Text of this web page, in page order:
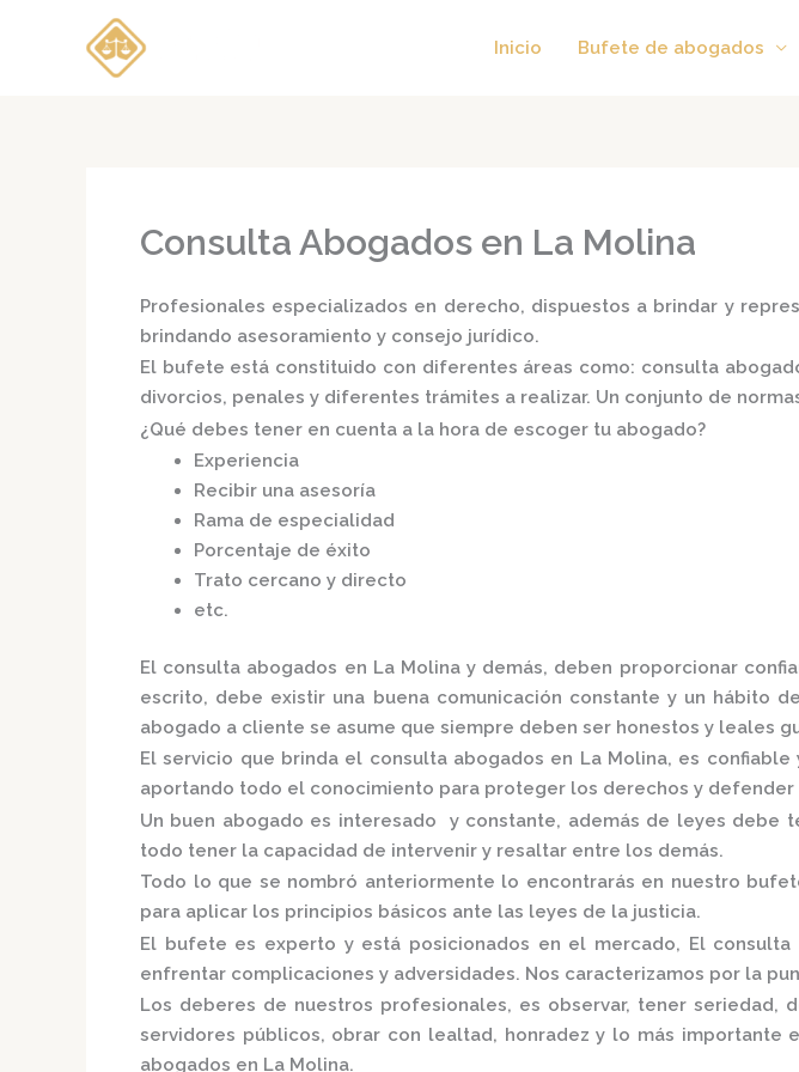
Inicio Bufete de abogados
Consulta Abogados en La Molina
Profesionales especializados en derecho, dispuestos a brindar y
brindando asesoramiento y consejo jurídico.
El bufete está constituido con diferentes áreas como: consulta
divorcios, penales y diferentes trámites a realizar. Un conjunto de
¿Qué debes tener en cuenta a la hora de escoger tu abogado?
Experiencia
Recibir una asesoría
Rama de especialidad
Porcentaje de éxito
Trato cercano y directo
etc.
El consulta abogados en La Molinay demás, deben proporcionar
escrito, debe existir una buena comunicación constante y un hábito
abogado a cliente se asume que siempre deben ser honestos y leales
El servicio que brinda el consulta abogados en La Molina, es confiable
aportando todo el conocimiento para proteger los derechos y defender
Un buen abogado es interesado y constante, además de leyes debe
todo tener la capacidad de intervenir y resaltar entre los demás.
Todo lo que se nombró anteriormente lo encontrarás en nuestro
para aplicar los principios básicos ante las leyes de la justicia.
El bufete es experto y está posicionados en el mercado, El consulta
enfrentar complicaciones y adversidades. Nos caracterizamos por la
Los deberes de nuestros profesionales, es observar, tener
servidores públicos, obrar con lealtad, honradez y lo más
abogados en La Molina.